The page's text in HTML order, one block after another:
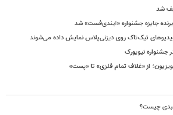
شد
برنده جایزه جشنواره «ایندی‌فست» شد
تیک‌تاک روی دیزنی‌پلاس نمایش داده می‌شوند
جشنواره نیویورک
از «غلاف تمام فلزی» تا «پست»
چیست؟